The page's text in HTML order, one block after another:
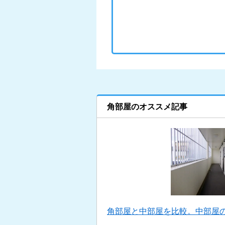
角部屋のオススメ記事
角部屋と中部屋を比較。中部屋